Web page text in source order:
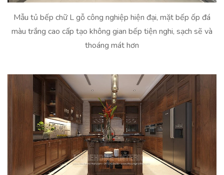
Mẫu tủ bếp chữ L gỗ công nghiệp hiện đại, mặt bếp ốp đá
màu trắng cao cấp tạo không gian bếp tiện nghi, sạch sẽ và
thoáng mát hơn